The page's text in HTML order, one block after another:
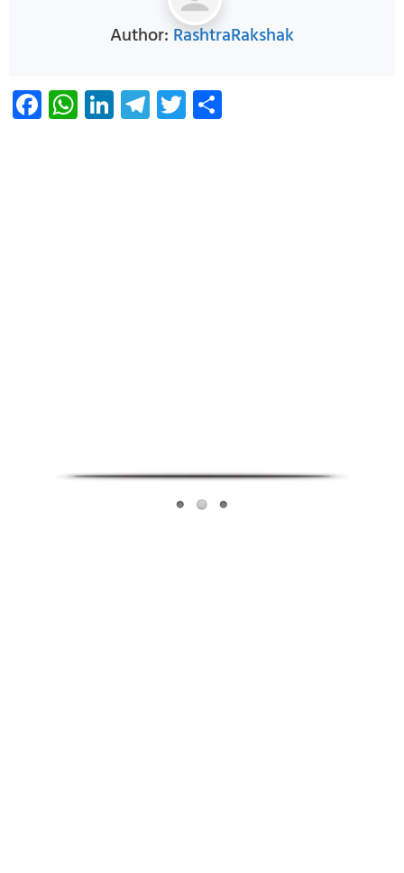
Author: RashtraRakshak
Facebook
WhatsApp
LinkedIn
Telegram
Twitter